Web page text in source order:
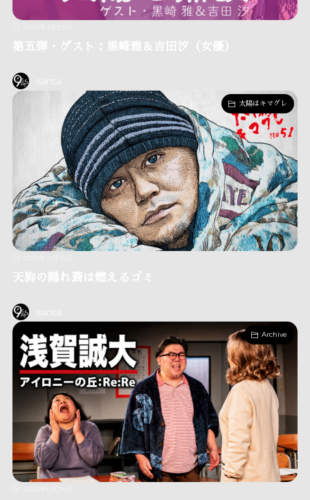
第五弾・ゲスト：黒崎雅＆吉田汐（女優）
santa
太陽はキマグレ
天狗の隠れ蓑は燃えるゴミ
santa
Archive